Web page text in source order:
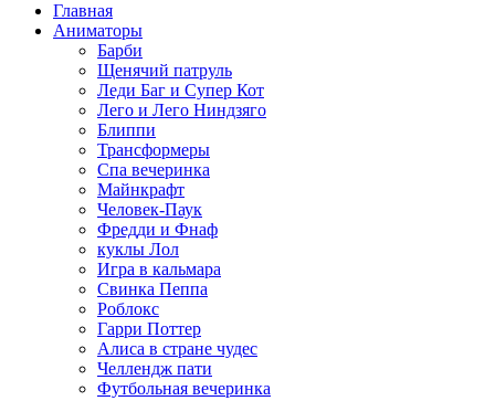
Главная
Аниматоры
Барби
Щенячий патруль
Леди Баг и Супер Кот
Лего и Лего Ниндзяго
Блиппи
Трансформеры
Спа вечеринка
Майнкрафт
Человек-Паук
Фредди и Фнаф
куклы Лол
Игра в кальмара
Свинка Пеппа
Роблокс
Гарри Поттер
Алиса в стране чудес
Челлендж пати
Футбольная вечеринка